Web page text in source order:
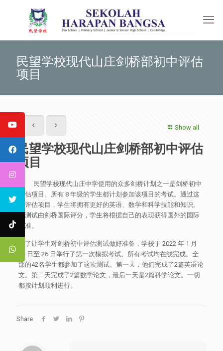
民望学校现代山庄剑桥部初中评估
项目
Show all
民望学校现代山庄剑桥部初中评估
项目
民望学校现代山庄中学使用的众多剑桥计划之一是剑桥初中
评估项目。所有 8 年级的学生都计划参加该项目的考试。通过这
个评估项目，学生将拥有更好的英语、数学和科学技能和知识。
该测试由剑桥国际评分，学生将根据自己的表现获得国外的国际
基准。
为了让学生对剑桥初中评估测试做好准备，学校于 2022 年 1 月
24 日至 26 日举行了第一次模拟考试。所有考试均在线完成。全
部的42名学生都参加了这次测试。第一天，他们完成了2篇英语论
文。第二天完成了2篇数学论文，最后一天是2篇科学论文。一切
都按计划顺利进行。
Share